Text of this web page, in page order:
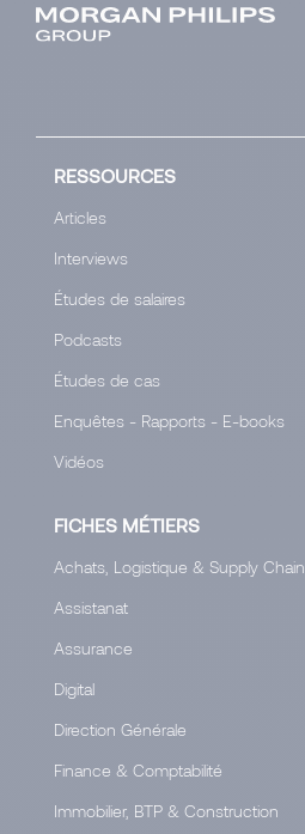
RESSOURCES
Articles
Interviews
Études de salaires
Podcasts
Études de cas
Enquêtes - Rapports - E-books
Vidéos
FICHES MÉTIERS
Achats, Logistique & Supply Chain
Assistanat
Assurance
Digital
Direction Générale
Finance & Comptabilité
Immobilier, BTP & Construction